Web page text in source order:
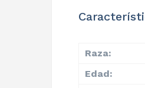
Raza:
Edad: